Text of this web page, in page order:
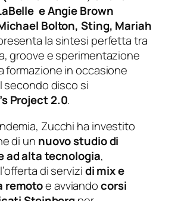
e Angie Brown
Bolton, Sting, Mariah
la sintesi perfetta tra
groove e sperimentazione
formazione in occasione
secondo disco si
Project 2.0.
Zucchi ha investito
di un nuovo studio di
ad alta tecnologia,
di servizidi mix e
remotoe avviandocorsi